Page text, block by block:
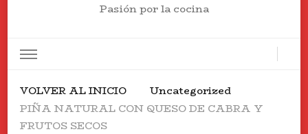
Pasión por la cocina
VOLVER AL INICIO
Uncategorized
PIÑA NATURAL CON QUESO DE CABRA Y
FRUTOS SECOS